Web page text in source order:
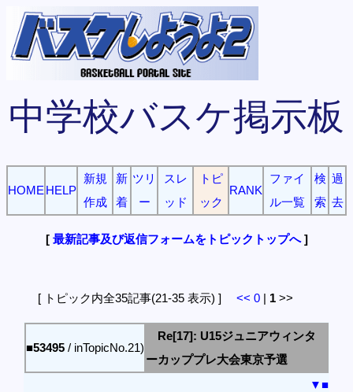
中学校バスケ掲示板
HOME HELP
新規
作成
新
着
ツリ
ー
スレ
ッド
トピ
ック
RANK
ファイ
ル一覧
検
索
過
去
[ 最新記事及び返信フォームをトピックトップへ]
[ トピック内全35記事(21-35 表示) ] << 0 | 1 >>
■53495 / inTopicNo.21)
Re[17]: U15ジュニアウィンタ
ーカッププレ大会東京予選
▼■